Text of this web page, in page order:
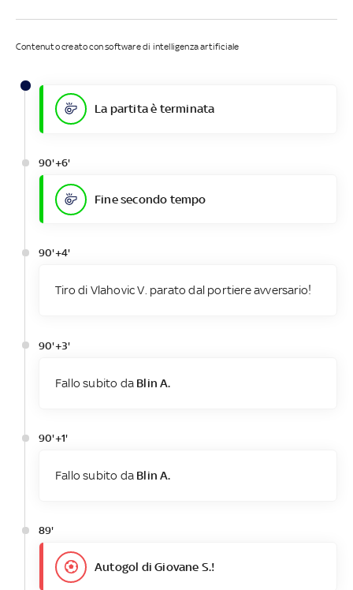
Contenuto creato con software di intelligenza artificiale
La partita è terminata
90'+6'
Fine secondo tempo
90'+4'
Tiro di Vlahovic V. parato dal portiere avversario!
90'+3'
Fallo subito da Blin A.
90'+1'
Fallo subito da Blin A.
89'
Autogol di Giovane S.!